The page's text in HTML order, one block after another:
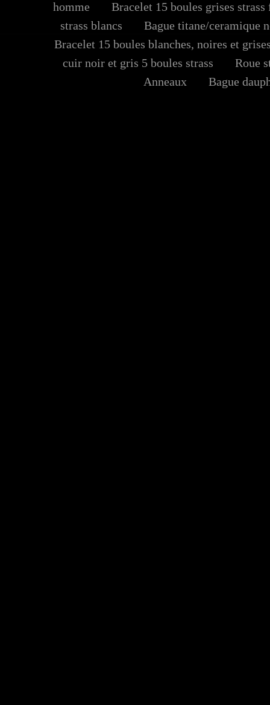
homme
Bracelet 15 boules grises strass
strass blancs
Bague titane/ceramique
Bracelet 15 boules blanches, noires et
cuir noir et gris 5 boules strass
Roue
Anneaux
Bague